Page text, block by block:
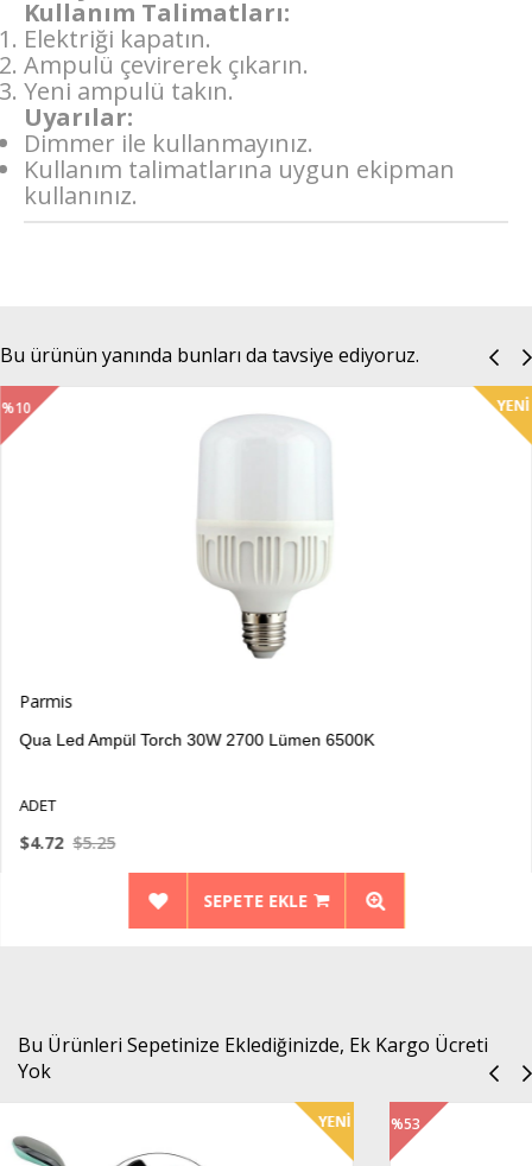
Kullanım Talimatları:
Elektriği kapatın.
Ampulü çevirerek çıkarın.
Yeni ampulü takın.
Uyarılar:
Dimmer ile kullanmayınız.
Kullanım talimatlarına uygun ekipman
kullanınız.
Bu ürünün yanında bunları da tavsiye ediyoruz.
Torch 30W 2700 Lümen 6500K
SEPETE EKLE
%10
Bu Ürünleri Sepetinize Eklediğinizde, Ek Kargo Ücreti
Yok